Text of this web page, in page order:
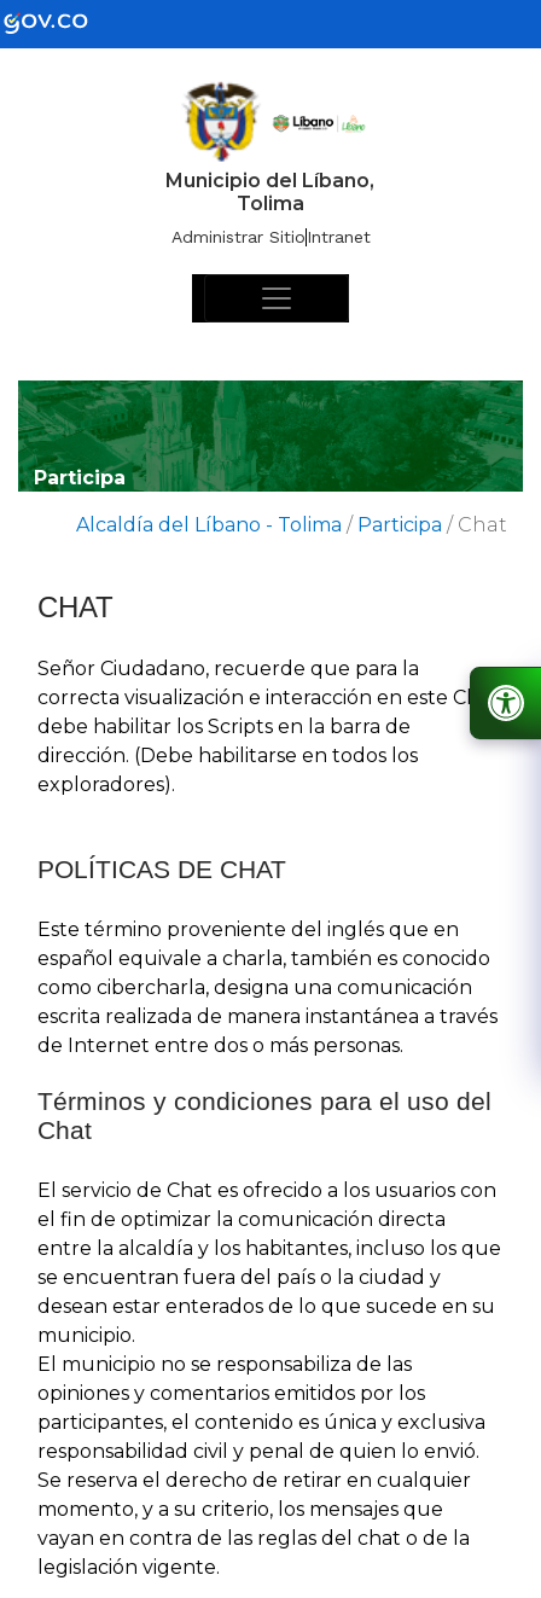
Municipio del Líbano,
Tolima
Administrar SitioIntranet
Participa
Alcaldía del Líbano - Tolima / Participa / Chat
CHAT​
Señor Ciudadano, recuerde que para la
correcta visualización e interacción en este Chat,
debe habilitar los Scripts en la barra de
dirección. (Debe habilitarse en todos los
exploradores).​
​POLÍTICAS DE CHAT
E​ste término proveniente del inglés que en
español equivale a charla, también es conocido
como cibercharla, designa una comunicación
escrita realizada de manera instantánea a través
de Internet entre dos o más personas.
Términos y condiciones para el uso del
Chat
El servicio de Chat es ofrecido a los usuarios con
el fin de optimizar la comunicación directa
entre la alcaldía y los habitantes, incluso los que
se encuentran fuera del país o la ciudad y
desean estar enterados de lo que sucede en su
municipio.
El municipio no se responsabiliza de las
opiniones y comentarios emitidos por los
participantes, el contenido es única y exclusiva
responsabilidad civil y penal de quien lo envió.
Se reserva el derecho de retirar en cualq​uier
momento, y a su criterio, los mensajes que
vayan en contra de las reglas del chat o de la
legislación vigente.